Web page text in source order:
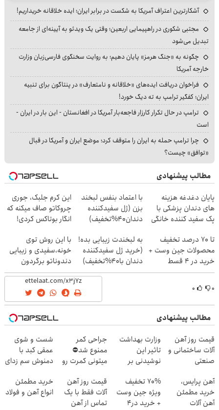
آشکارترین اعتراف آمریکا به شکست در برابر ایران؛ ایده خلاقانه خریداریم!
مجتبی شکوری در راهپیمایی اربعین؛ وقتی یک ویدئو به آیینه‌ای از جامعه
تبدیل می‌شود
چگونه به «جنگ هرمز» پایان دهیم؛ به روایت سخنگوی فارسی‌زبان وزارت
خارجه آمریکا
فراخوان دریافت ایده‌های «خلاقانه و نامتعارف» در پنتاگون برای تنبیه
ایران؛ کفگیر ترامپ به ته دیگ خورد!
ترامپ در حال تکرار کارزار فاجعه‌بار آمریکا در افغانستان - این بار در ایران -
است
چرا ترامپ حمله به ایران را متوقف کرد؛ موضع ایران و آمریکا در قبال
«توافق» چیست؟
مطالب پیشنهادی
پایان دغدغه هزینه
های دندان پزشکی با
پک سفید کننده خانگی
با اعتماد بنفس لبخند
بزن (ژل سفیدکننده
دندان40%تخفیف)
این کرم جلبک، جوری
چروکاتو صاف میکنه که
انگار بوتاکس کردی!
تا 70 درصد تخفیف
محصولات جین وست +
خرید در 4 قسط
به لبخندت زیبایی بده!
(خرید ژل سفیدکننده
دندان با40%تخفیف)
با این روش توی
خونه،سفیدی و زیبایی
دندوناتو برگردون
(40%off)
۰ ۰
مطالب پیشنهادی
قیمت روز آهن
آلات ساختمانی و
صنعتی
وزارت بهداشت
تاثیر این
نوشیدنی بر
تایید
کرد(55%تخفیف)
جراحی کمر
ممنوع شد⛔
میتونی کمرت رو
کنی! 👈🏻
پرسش‌نامه
شست و شوی
عمقی کبد با
دمنوش سم زدای
آهن پرایس،
خرید مطمئن
آهن آلات
70% تخفیف
ویژه جین وست
+ خرید در4
قیمت روز آهن
آلات فقط با یک
تماس از آهن
خرید مطمئن
انواع آهن و فولاد